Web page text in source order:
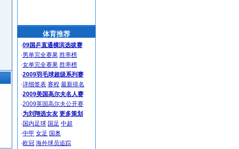
体育推荐
·09国乒直通横滨选拔赛
·男单完全赛果 胜率榜
·女单完全赛果 胜率榜
·2009羽毛球超级系列赛
·详细签表 赛程 最新排名
·2009美国高尔夫名人赛
·2009英国高尔夫公开赛
·为刘翔选女友 更多策划
· 国内足球 国足 中超
·中甲 女足 国奥
·欧冠 海外球员追踪